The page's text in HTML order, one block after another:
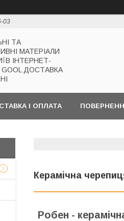
03
ТА
МАТЕРІАЛИ
ІНТЕРНЕТ-
ДОСТАВКА
І ОПЛАТА
Керамічна
Робен -